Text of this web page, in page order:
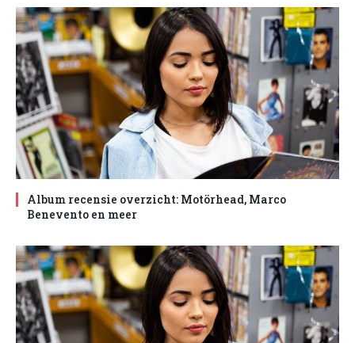
Album recensie overzicht: Motörhead, Marco
Benevento en meer